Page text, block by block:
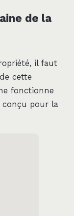
de la
il faut
cette
fonctionne
pour la